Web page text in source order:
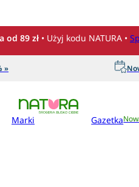
od 89 zł • Użyj kodu NATURA •
»
Marki Gazetka